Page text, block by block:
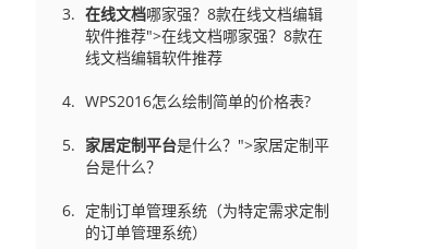
在线文档哪家强？8款在线文档编辑
软件推荐">在线文档哪家强？8款在
线文档编辑软件推荐
WPS2016怎么绘制简单的价格表?
家居定制平台是什么？">家居定制平
台是什么？
定制订单管理系统（为特定需求定制
的订单管理系统）